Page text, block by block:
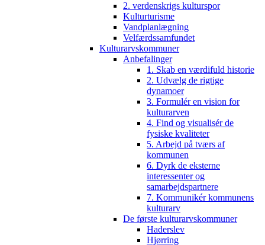
2. verdenskrigs kulturspor
Kulturturisme
Vandplanlægning
Velfærdssamfundet
Kulturarvskommuner
Anbefalinger
1. Skab en værdifuld historie
2. Udvælg de rigtige
dynamoer
3. Formulér en vision for
kulturarven
4. Find og visualisér de
fysiske kvaliteter
5. Arbejd på tværs af
kommunen
6. Dyrk de eksterne
interessenter og
samarbejdspartnere
7. Kommunikér kommunens
kulturarv
De første kulturarvskommuner
Haderslev
Hjørring